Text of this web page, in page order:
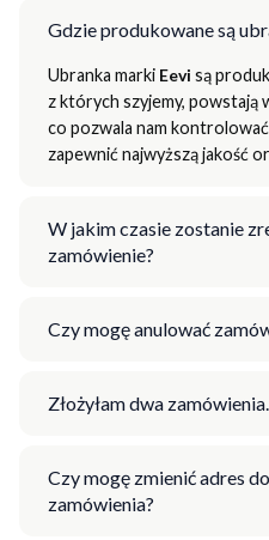
Gdzie produkowane są
Ubranka marki Eevi są
z których szyjemy, powstają
co pozwala nam
zapewnić najwyższą jakość
W jakim czasie zostanie
zamówienie?
Czy mogę anulować
Złożyłam dwa
Czy mogę zmienić adres
zamówienia?